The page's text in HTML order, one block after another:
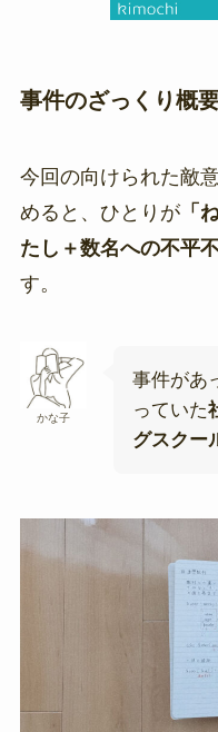
事件のざっくり概
今回の向けられた敵
めると、ひとりが「
たし＋数名への不平
す。
かな子
事件があ
っていた
グスクー